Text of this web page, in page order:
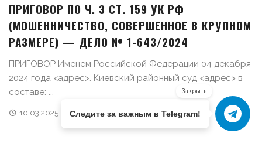
ПРИГОВОР ПО Ч. 3 СТ. 159 УК РФ
(МОШЕННИЧЕСТВО, СОВЕРШЕННОЕ В КРУПНОМ
РАЗМЕРЕ) — ДЕЛО № 1-643/2024
ПРИГОВОР Именем Российской Федерации 04 декабря
2024 года <адрес>. Киевский районный суд <адрес> в
составе: ...
10.03.2025
Закрыть
Следите за важным в Telegram!